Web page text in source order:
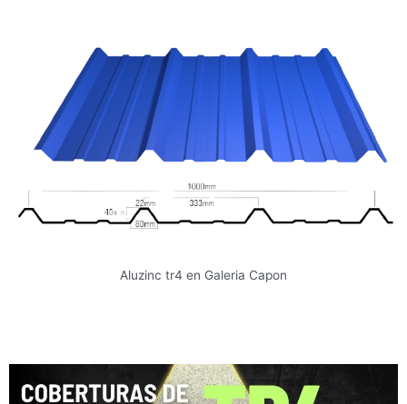
Aluzinc tr4 en Galeria Capon